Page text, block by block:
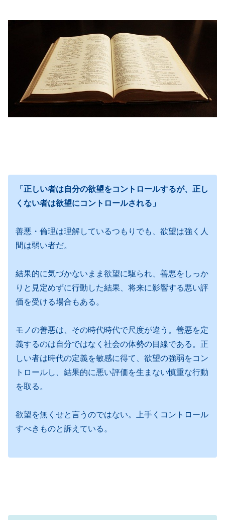
「正しい者は自分の欲望をコントロールするが、正し
くない者は欲望にコントロールされる」
善悪・倫理は理解しているつもりでも、欲望は強く人
間は弱い者だ。
結果的に気づかないまま欲望に駆られ、善悪をしっか
りと見定めずに行動した結果、将来に影響する悪い評
価を受ける場合もある。
モノの善悪は、その時代時代で尺度が違う。善悪を定
義するのは自分ではなく社会の体勢の目線である。正
しい者は時代の定義を敏感に得て、欲望の強弱をコン
トロールし、結果的に悪い評価を生まない慎重な行動
を取る。
欲望を無くせと言うのではない。上手くコントロール
すべきものと訴えている。